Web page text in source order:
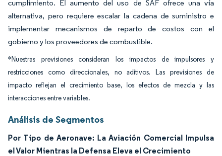
cumplimiento. El aumento del uso de SAF ofrece una vía
alternativa, pero requiere escalar la cadena de suministro e
implementar mecanismos de reparto de costos con el
gobierno y los proveedores de combustible.
*Nuestras previsiones consideran los impactos de impulsores y
restricciones como direccionales, no aditivos. Las previsiones de
impacto reflejan el crecimiento base, los efectos de mezcla y las
interacciones entre variables.
Análisis de Segmentos
Por Tipo de Aeronave: La Aviación Comercial Impulsa
el Valor Mientras la Defensa Eleva el Crecimiento